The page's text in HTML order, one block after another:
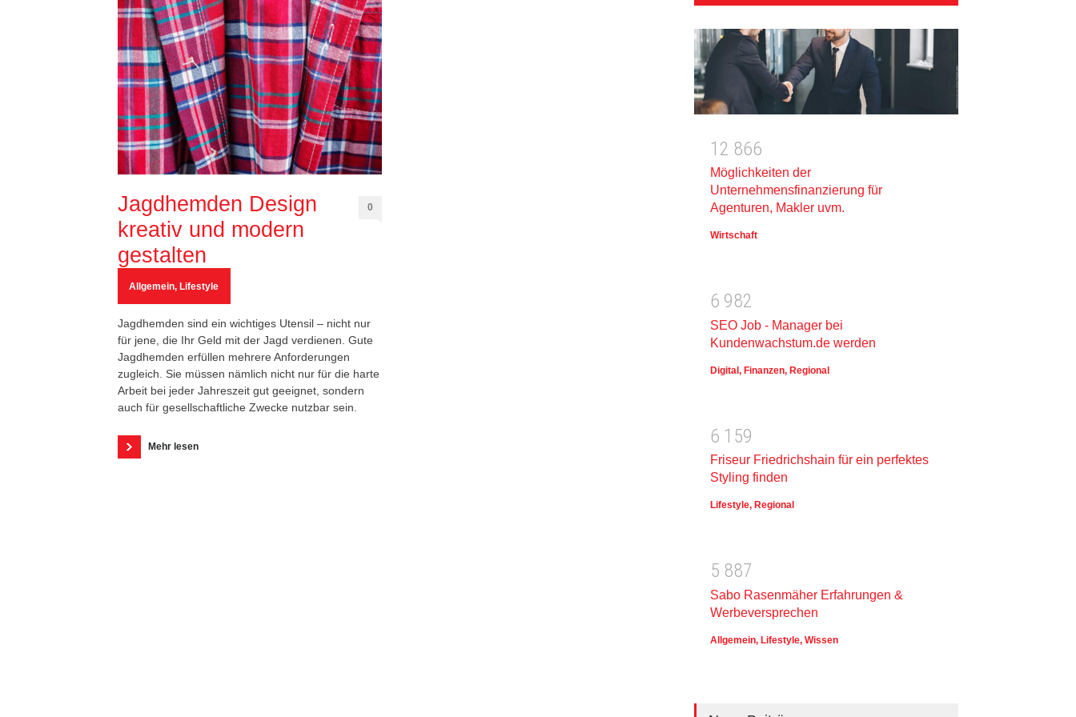
Jagdhemden Design
kreativ und modern
gestalten
0
Allgemein, Lifestyle
Jagdhemden sind ein wichtiges Utensil – nicht nur
für jene, die Ihr Geld mit der Jagd verdienen. Gute
Jagdhemden erfüllen mehrere Anforderungen
zugleich. Sie müssen nämlich nicht nur für die harte
Arbeit bei jeder Jahreszeit gut geeignet, sondern
auch für gesellschaftliche Zwecke nutzbar sein.
Mehr lesen
1 2 866
Möglichkeiten der
Unternehmensfinanzierung für
Agenturen, Makler uvm.
Wirtschaft
6 982
SEO Job - Manager bei
Kundenwachstum.de werden
Digital , Finanzen, Regional
6 1 59
Friseur Friedrichshain für ein perfektes
Styling finden
Lifestyle, Regional
5 887
Sabo Rasenmäher Erfahrungen &
Werbeversprechen
Allgemein, Lifestyle, Wissen